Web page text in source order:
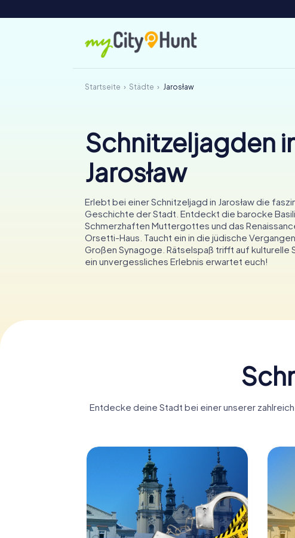
Startseite Städte Jarosław
Schnitzeljagden
Jarosław
Erlebt bei einer Schnitzeljagd in Jarosław die
Geschichte der Stadt. Entdeckt die barocke
Schmerzhaften Muttergottes und das
Orsetti-Haus. Taucht ein in die jüdische
Großen Synagoge. Rätselspaß trifft auf kulturelle
ein unvergessliches Erlebnis erwartet euch!
Entdecke deine Stadt bei einer unserer